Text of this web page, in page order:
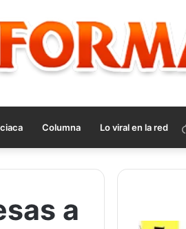
Columna Lo viral en la red
a